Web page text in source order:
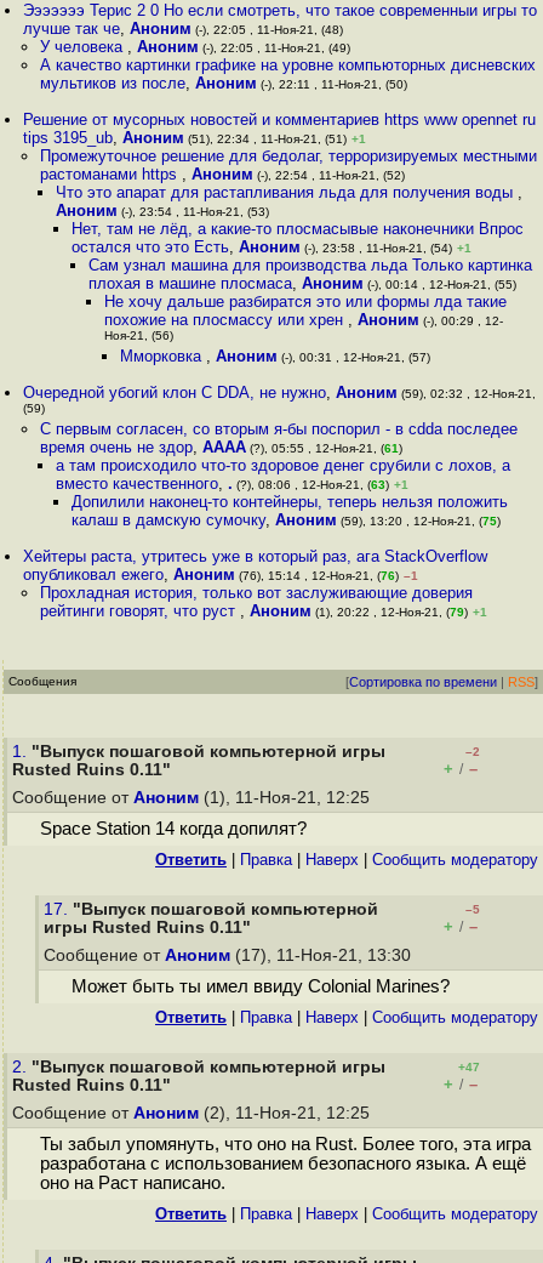
Эээээээ Терис 2 0 Но если смотреть, что такое современныи игры то
лучше так че,Аноним (-), 22:05 , 11-Ноя-21, (48)
У человека , Аноним (-), 22:05 , 11-Ноя-21, (49)
А качество картинки графике на уровне компьюторных дисневских
мультиков из после, Аноним (-), 22:11 , 11-Ноя-21, (50)
Решение от мусорных новостей и комментариев https www opennet ru
tips 3195_ub,Аноним (51), 22:34 , 11-Ноя-21, (51) +1
Промежуточное решение для бедолаг, терроризируемых местными
растоманами https , Аноним (-), 22:54 , 11-Ноя-21, (52)
Что это апарат для растапливания льда для получения воды ,
Аноним (-), 23:54 , 11-Ноя-21, (53)
Нет, там не лёд, а какие-то плосмасывые наконечники Впрос
остался что это Есть,Аноним (-), 23:58 , 11-Ноя-21, (54) +1
Сам узнал машина для производства льда Только картинка
плохая в машине плосмаса, Аноним (-), 00:14 , 12-Ноя-21, (55)
Не хочу дальше разбиратся это или формы лда такие
похожие на плосмассу или хрен , Аноним (-), 00:29 , 12-
Ноя-21, (56)
Мморковка ,Аноним (-), 00:31 , 12-Ноя-21, (57)
Очередной убогий клон C DDA, не нужно,Аноним (59), 02:32 , 12-Ноя-21,
(59)
С первым согласен, со вторым я-бы поспорил - в cdda последее
время очень не здор, АААА(?), 05:55 , 12-Ноя-21, (61)
а там происходило что-то здоровое денег срубили с лохов, а
вместо качественного, . (?), 08:06 , 12-Ноя-21, (63) +1
Допилили наконец-то контейнеры, теперь нельзя положить
калаш в дамскую сумочку,Аноним (59), 13:20 , 12-Ноя-21, (75)
Хейтеры раста, утритесь уже в который раз, ага StackOverflow
опубликовал ежего,Аноним (76), 15:14 , 12-Ноя-21, (76) –1
Прохладная история, только вот заслуживающие доверия
рейтинги говорят, что руст , Аноним (1), 20:22 , 12-Ноя-21, (79) +1
Сообщения [Сортировка по времени | RSS]
1. "Выпуск пошаговой компьютерной игры
Rusted Ruins 0.11"
–2
+ / –
Сообщение от Аноним (1), 11-Ноя-21, 12:25
Space Station 14 когда допилят?
Ответить Правка| Наверх Cообщить модератору
17. "Выпуск пошаговой компьютерной
игры Rusted Ruins 0.11"
–5
+ / –
Сообщение от Аноним (17), 11-Ноя-21, 13:30
Может быть ты имел ввиду Colonial Marines?
Ответить Правка| Наверх Cообщить модератору
2. "Выпуск пошаговой компьютерной игры
Rusted Ruins 0.11"
+47
+ / –
Сообщение от Аноним (2), 11-Ноя-21, 12:25
Ты забыл упомянуть, что оно на Rust. Более того, эта игра
разработана с использованием безопасного языка. А ещё
оно на Раст написано.
Ответить Правка| Наверх Cообщить модератору